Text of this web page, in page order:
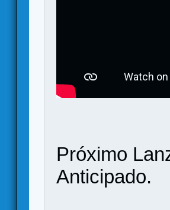
Próximo
Anticipado.